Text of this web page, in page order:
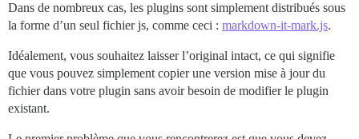
Dans de nombreux cas, les plugins sont simplement distribués sous
la forme d’un seul fichier js, comme ceci : markdown-it-mark.js.
Idéalement, vous souhaitez laisser l’original intact, ce qui signifie
que vous pouvez simplement copier une version mise à jour du
fichier dans votre plugin sans avoir besoin de modifier le plugin
existant.